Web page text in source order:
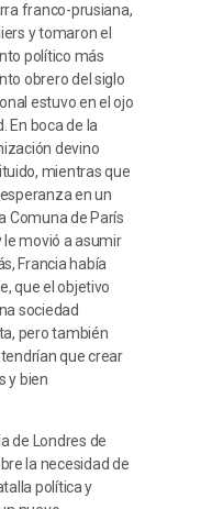
franco-prusiana,
y tomaron el
político más
obrero del siglo
estuvo en el ojo
En boca de la
devino
mientras que
en un
Comuna de París
le movió a asumir
Francia había
que el objetivo
sociedad
pero también
que crear
y bien
de Londres de
la necesidad de
política y